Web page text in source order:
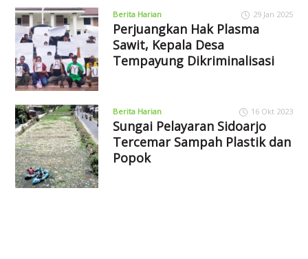
Berita Harian 29 Jan 2025
Perjuangkan Hak Plasma
Sawit, Kepala Desa
Tempayung Dikriminalisasi
Berita Harian 16 Okt 2023
Sungai Pelayaran Sidoarjo
Tercemar Sampah Plastik dan
Popok